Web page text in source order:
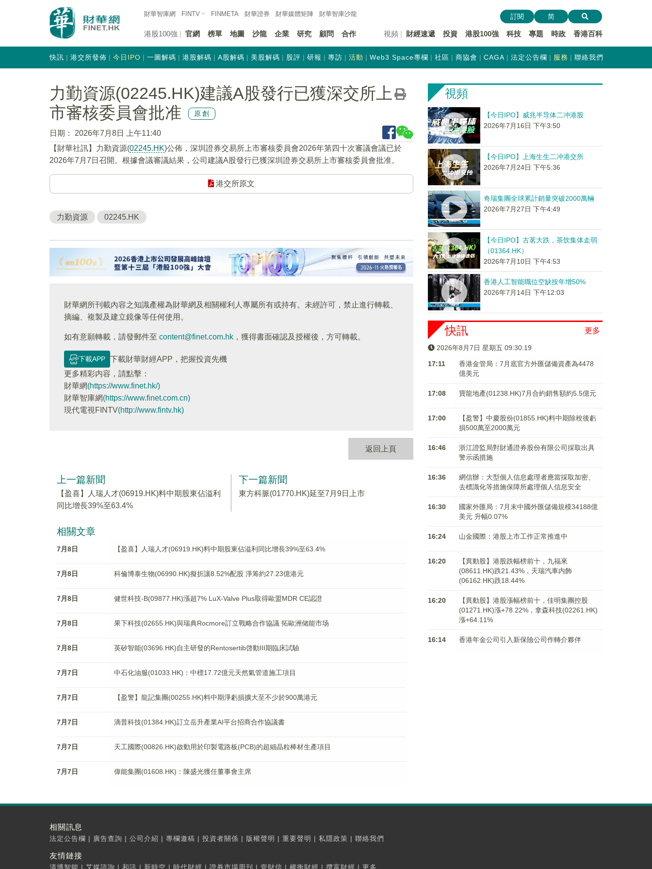
財華智庫網 FINTV FINMETA 財華證券 財華媒體矩陣 財華智庫沙龍
港股100強 官網 榜單 地圖 沙龍 企業 研究 顧問 合作 視頻 財經速遞 投資 港股100強 科技 專題 時政 香港百科
訂閱 简
快訊 港交所發佈 今日IPO 一圖解碼 港股解碼 A股解碼 美股解碼 股評 研報 專訪 活動 Web3 Space專欄 社區 商協會 CAGA 法定公告欄 服務 聯絡我們
力勤資源(02245.HK)建議A股發行已獲深交所上
市審核委員會批准
原創
日期：
2026年7月8日 上午11:40
【財華社訊】力勤資源(02245.HK)公佈，深圳證券交易所上市審核委員會2026年第四十次審議會議已於
2026年7月7日召開。根據會議審議結果，公司建議A股發行已獲深圳證券交易所上市審核委員會批准。
港交所原文
力勤資源 02245.HK
財華網所刊載內容之知識產權為財華網及相關權利人專屬所有或持有。未經許可，禁止進行轉載、
摘編、複製及建立鏡像等任何使用。
如有意願轉載，請發郵件至 content@finet.com.hk ，獲得書面確認及授權後，方可轉載。
下載APP
下載財華財經APP，把握投資先機
更多精彩内容，請點擊：
財華網(https://www.finet.hk/)
財華智庫網(https://www.finet.com.cn)
現代電視FINTV(http://www.fintv.hk)
返回上頁
上一篇新聞
【盈喜】人瑞人才(06919.HK)料中期股東佔溢利
同比增長39%至63.4%
下一篇新聞
東方科脈(01770.HK)延至7月9日上市
相關文章
7月8日 【盈喜】人瑞人才(06919.HK)料中期股東佔溢利同比增長39%至63.4%
7月8日 科倫博泰生物(06990.HK)擬折讓8.52%配股 淨筹約27.23億港元
7月8日 健世科技-B(09877.HK)漲超7% LuX-Valve Plus取得歐盟MDR CE認證
7月8日 果下科技(02655.HK)與瑞典Rocmore訂立戰略合作協議 拓歐洲储能市场
7月8日 英矽智能(03696.HK)自主研發的Rentosertib啓動III期臨床試驗
7月7日 中石化油服(01033.HK)：中標17.72億元天然氣管道施工項目
7月7日 【盈警】龍記集團(00255.HK)料中期淨虧損擴大至不少於900萬港元
7月7日 滴普科技(01384.HK)訂立岳升產業AI平台招商合作協議書
7月7日 天工國際(00826.HK)啟動用於印製電路板(PCB)的超細晶粒棒材生產項目
7月7日 偉能集團(01608.HK)：陳盛光獲任董事會主席
視頻
【今日IPO】威兆半导体二冲港股
2026年7月16日 下午3:50
【今日IPO】上海生生二冲港交所
2026年7月24日 下午5:36
奇瑞集團全球累計銷量突破2000萬輛
2026年7月27日 下午4:49
【今日IPO】古茗大跌，茶饮集体走弱
（01364.HK）
2026年7月10日 下午4:53
香港人工智能職位空缺按年增50%
2026年7月14日 下午12:03
更多
快訊
2026年8月7日 星期五 09:30:20
17:11
香港金管局：7月底官方外匯儲備資產為4478
億美元
17:08 寶龍地產(01238.HK)7月合約銷售額約5.5億元
17:00
【盈警】中慶股份(01855.HK)料中期除稅後虧
損500萬至2000萬元
16:46
浙江證監局對財通證券股份有限公司採取出具
警示函措施
16:36
網信辦：大型個人信息處理者應當採取加密、
去標識化等措施保障所處理個人信息安全
16:30
國家外匯局：7月末中國外匯儲備規模34188億
美元 升幅0.07%
16:24 山金國際：港股上市工作正常推進中
16:20
【異動股】港股跌幅榜前十，九福來
(08611.HK)跌21.43%，天瑞汽車内飾
(06162.HK)跌18.44%
16:20
【異動股】港股漲幅榜前十，佳明集團控股
(01271.HK)漲+78.22%，拿森科技(02261.HK)
漲+64.11%
16:14 香港年金公司引入新保險公司作轉介夥伴
相關訊息
法定公告欄 | 廣告查詢 | 公司介紹 | 專欄邀稿 | 投資者關係 | 版權聲明 | 重要聲明 | 私隱政策 | 聯絡我們
友情鏈接
清博智能 | 艾媒諮詢 | 和訊 | 新時空 | 時代財經 | 證券市場周刊 | 壹財信 | 權衡財經 | 攬富財經 | 更多...